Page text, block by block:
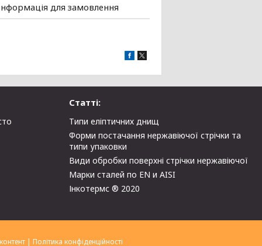
для замовлення
Статті:
Типи еліптичних днищ
Форми постачання нержавіючої стрічки та
типи упаковки
Види обробки поверхні стрічки нержавіючої
Марки сталей по EN и AISI
Інкотермс ® 2020
| Політика конфіденційності